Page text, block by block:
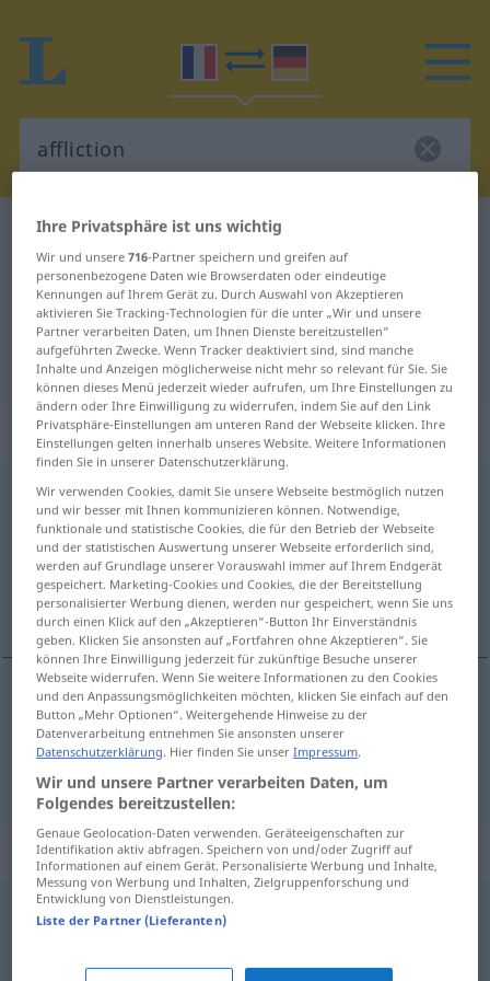
Französisch-Deutsch Wörterbuch
Französisch-Deutsch Übersetzung
für "affliction"
"affliction" Deutsch Übersetzung
„affliction“: féminin
affliction [afliksjõ]f ST/S
Übersicht aller Übersetzungen
(Für mehr Details die Übersetzung anklicken/antippen)
Betrübnis, Bekümmernis
Betrübnisf affliction
Bekümmernis
Synonyme für "affliction"
supplice,malaise,désolation
Ihre Privatsphäre ist uns wichtig
Wir und unsere716-Partner speichern und greifen auf
personenbezogene Daten wie Browserdaten oder eindeutige
Kennungen auf Ihrem Gerät zu. Durch Auswahl von Akzeptieren
aktivieren Sie Tracking-Technologien für die unter „Wir und unsere
Partner verarbeiten Daten, um Ihnen Dienste bereitzustellen“
aufgeführten Zwecke. Wenn Tracker deaktiviert sind, sind manche
Inhalte und Anzeigen möglicherweise nicht mehr so relevant für Sie. Sie
können dieses Menü jederzeit wieder aufrufen, um Ihre Einstellungen zu
ändern oder Ihre Einwilligung zu widerrufen, indem Sie auf den Link
Privatsphäre-Einstellungen am unteren Rand der Webseite klicken. Ihre
Einstellungen gelten innerhalb unseres Website. Weitere Informationen
finden Sie in unserer Datenschutzerklärung.
Wir verwenden Cookies, damit Sie unsere Webseite bestmöglich nutzen
und wir besser mit Ihnen kommunizieren können. Notwendige,
funktionale und statistische Cookies, die für den Betrieb der Webseite
und der statistischen Auswertung unserer Webseite erforderlich sind,
werden auf Grundlage unserer Vorauswahl immer auf Ihrem Endgerät
gespeichert. Marketing-Cookies und Cookies, die der Bereitstellung
personalisierter Werbung dienen, werden nur gespeichert, wenn Sie uns
durch einen Klick auf den „Akzeptieren“-Button Ihr Einverständnis
geben. Klicken Sie ansonsten auf „Fortfahren ohne Akzeptieren“. Sie
können Ihre Einwilligung jederzeit für zukünftige Besuche unserer
Webseite widerrufen. Wenn Sie weitere Informationen zu den Cookies
und den Anpassungsmöglichkeiten möchten, klicken Sie einfach auf den
Button „Mehr Optionen“. Weitergehende Hinweise zu der
Datenverarbeitung entnehmen Sie ansonsten unserer
Datenschutzerklärung. Hier finden Sie unserImpressum.
Wir und unsere Partner verarbeiten Daten, um
Folgendes bereitzustellen:
Genaue Geolocation-Daten verwenden. Geräteeigenschaften zur
Identifikation aktiv abfragen. Speichern von und/oder Zugriff auf
Informationen auf einem Gerät. Personalisierte Werbung und Inhalte,
Messung von Werbung und Inhalten, Zielgruppenforschung und
Entwicklung von Dienstleistungen.
Liste der Partner (Lieferanten)